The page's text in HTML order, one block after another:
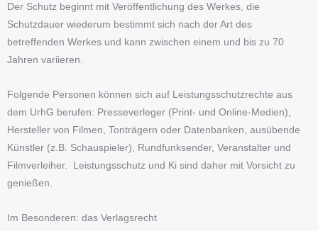
Der Schutz beginnt mit Veröffentlichung des Werkes, die
Schutzdauer wiederum bestimmt sich nach der Art des
betreffenden Werkes und kann zwischen einem und bis zu 70
Jahren variieren.
Folgende Personen können sich auf Leistungsschutzrechte aus
dem UrhG berufen: Presseverleger (Print- und Online-Medien),
Hersteller von Filmen, Tonträgern oder Datenbanken, ausübende
Künstler (z.B. Schauspieler), Rundfunksender, Veranstalter und
Filmverleiher. Leistungsschutz und Ki sind daher mit Vorsicht zu
genießen.
Im Besonderen: das Verlagsrecht